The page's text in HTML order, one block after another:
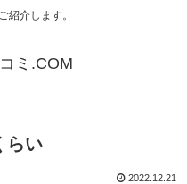
紹介します。
ミ.COM
らい
2022.12.21